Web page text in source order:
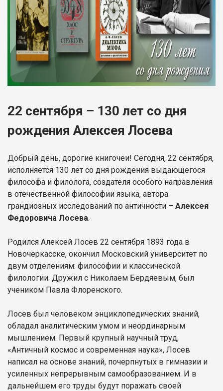
22 сентября – 130 лет со дня
рождения Алексея Лосева
Добрый день, дорогие книгочеи! Сегодня, 22 сентября,
исполняется 130 лет со дня рождения выдающегося
философа и филолога, создателя особого направления
в отечественной философии языка, автора
грандиозных исследований по античности – Алексея
Федоровича Лосева.
Родился Алексей Лосев 22 сентября 1893 года в
Новочеркасске, окончил Московский университет по
двум отделениям: философии и классической
филологии. Дружил с Николаем Бердяевым, был
учеником Павла Флоренского.
Лосев был человеком энциклопедических знаний,
обладал аналитическим умом и неординарным
мышлением. Первый крупный научный труд,
«Античный космос и современная наука», Лосев
написал на основе знаний, почерпнутых в гимназии и
усиленных непрерывным самообразованием. И в
дальнейшем его труды будут поражать своей